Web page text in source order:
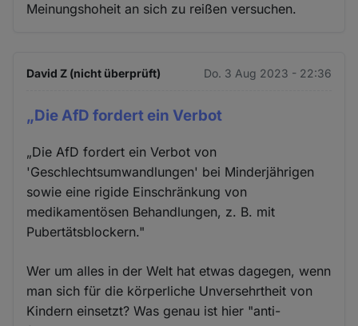
Meinungshoheit an sich zu reißen versuchen.
David Z (nicht überprüft) Do. 3 Aug 2023 - 22:36
„Die AfD fordert ein Verbot
„Die AfD fordert ein Verbot von
'Geschlechtsumwandlungen' bei Minderjährigen
sowie eine rigide Einschränkung von
medikamentösen Behandlungen, z. B. mit
Pubertätsblockern."
Wer um alles in der Welt hat etwas dagegen, wenn
man sich für die körperliche Unversehrtheit von
Kindern einsetzt? Was genau ist hier "anti-